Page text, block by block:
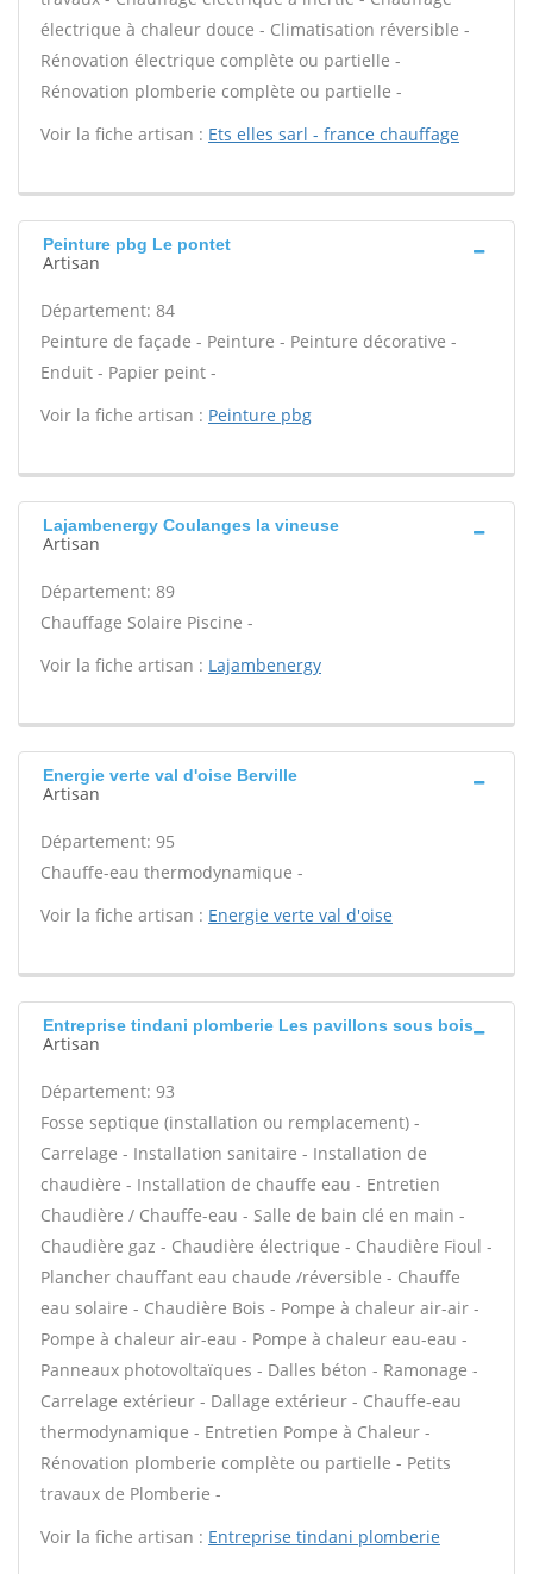
électrique à chaleur douce - Climatisation réversible -
Rénovation électrique complète ou partielle -
Rénovation plomberie complète ou partielle -
Voir la fiche artisan : Ets elles sarl - france chauffage
Peinture pbg Le pontet
Artisan
Département: 84
Peinture de façade - Peinture - Peinture décorative -
Enduit - Papier peint -
Voir la fiche artisan : Peinture pbg
Lajambenergy Coulanges la vineuse
Artisan
Département: 89
Chauffage Solaire Piscine -
Voir la fiche artisan : Lajambenergy
Energie verte val d'oise Berville
Artisan
Département: 95
Chauffe-eau thermodynamique -
Voir la fiche artisan : Energie verte val d'oise
Entreprise tindani plomberie Les pavillons sous bois
Artisan
Département: 93
Fosse septique (installation ou remplacement) -
Carrelage - Installation sanitaire - Installation de
chaudière - Installation de chauffe eau - Entretien
Chaudière / Chauffe-eau - Salle de bain clé en main -
Chaudière gaz - Chaudière électrique - Chaudière Fioul -
Plancher chauffant eau chaude /réversible - Chauffe
eau solaire - Chaudière Bois - Pompe à chaleur air-air -
Pompe à chaleur air-eau - Pompe à chaleur eau-eau -
Panneaux photovoltaïques - Dalles béton - Ramonage -
Carrelage extérieur - Dallage extérieur - Chauffe-eau
thermodynamique - Entretien Pompe à Chaleur -
Rénovation plomberie complète ou partielle - Petits
travaux de Plomberie -
Voir la fiche artisan : Entreprise tindani plomberie